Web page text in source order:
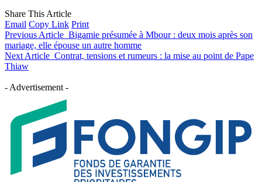
Share This Article
Email Copy Link Print
Previous Article Bigamie présumée à Mbour : deux mois après son
mariage, elle épouse un autre homme
Next Article Contrat, tensions et rumeurs : la mise au point de Pape
Thiaw
- Advertisement -